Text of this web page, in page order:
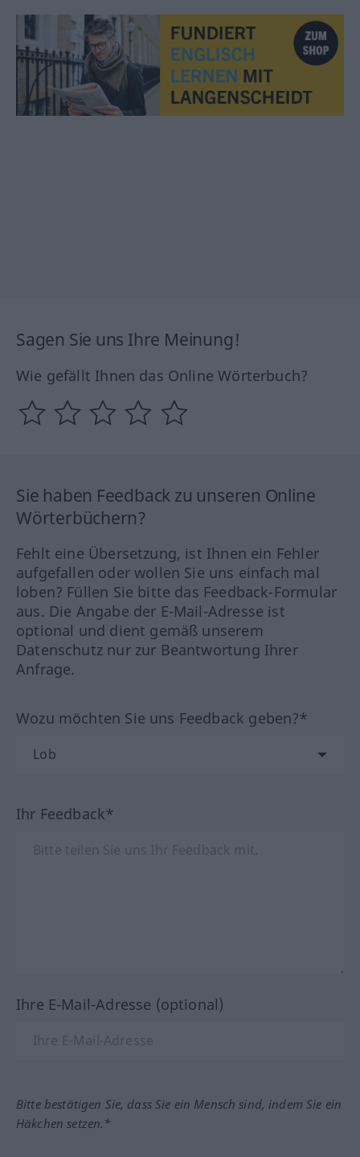
Sagen Sie uns Ihre Meinung!
Wie gefällt Ihnen das Online Wörterbuch?
Sie haben Feedback zu unseren Online
Wörterbüchern?
Fehlt eine Übersetzung, ist Ihnen ein Fehler
aufgefallen oder wollen Sie uns einfach mal
loben? Füllen Sie bitte das Feedback-Formular
aus. Die Angabe der E-Mail-Adresse ist
optional und dient gemäß unserem
Datenschutz nur zur Beantwortung Ihrer
Anfrage.
Wozu möchten Sie uns Feedback geben?*
Ihr Feedback*
Ihre E-Mail-Adresse (optional)
Bitte bestätigen Sie, dass Sie ein Mensch sind, indem Sie ein
Häkchen setzen.*